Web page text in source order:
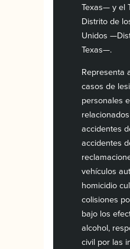
Texas— y el
Distrito de
Unidos
Texas—.
Representa
casos de
personales
accidentes
accidentes
vehículos
homicidio
colisiones
bajo los
alcohol,
civil por las